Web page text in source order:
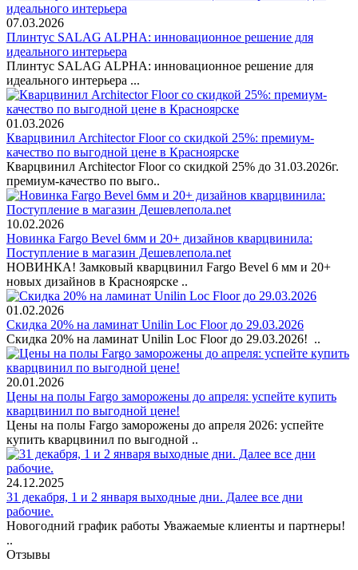
07.03.2026
Плинтус SALAG ALPHA: инновационное решение для
идеального интерьера
Плинтус SALAG ALPHA: инновационное решение для
идеального интерьера ...
01.03.2026
Кварцвинил Architector Floor со скидкой 25%: премиум-
качество по выгодной цене в Красноярске
Кварцвинил Architector Floor со скидкой 25% до 31.03.2026г.
премиум-качество по выго..
10.02.2026
Новинка Fargo Bevel 6мм и 20+ дизайнов кварцвинила:
Поступление в магазин Дешевлепола.net
НОВИНКА! Замковый кварцвинил Fargo Bevel 6 мм и 20+
новых дизайнов в Красноярске ..
01.02.2026
Скидка 20% на ламинат Unilin Loc Floor до 29.03.2026
Скидка 20% на ламинат Unilin Loc Floor до 29.03.2026! ..
20.01.2026
Цены на полы Fargo заморожены до апреля: успейте купить
кварцвинил по выгодной цене!
Цены на полы Fargo заморожены до апреля 2026: успейте
купить кварцвинил по выгодной ..
24.12.2025
31 декабря, 1 и 2 января выходные дни. Далее все дни
рабочие.
Новогодний график работы Уважаемые клиенты и партнеры!
..
Отзывы